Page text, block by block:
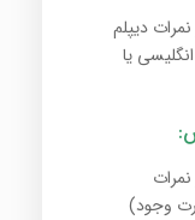
دیپلم
یا
وجود)